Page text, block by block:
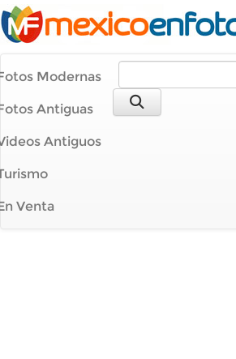
Modernas
Antiguas
Antiguos
Venta